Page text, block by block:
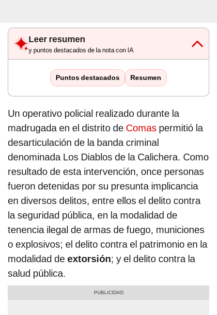
Leer resumen
y puntos destacados de la nota con IA
Puntos destacados Resumen
Un operativo policial realizado durante la
madrugada en el distrito de Comas permitió la
desarticulación de la banda criminal
denominada Los Diablos de la Calichera. Como
resultado de esta intervención, once personas
fueron detenidas por su presunta implicancia
en diversos delitos, entre ellos el delito contra
la seguridad pública, en la modalidad de
tenencia ilegal de armas de fuego, municiones
o explosivos; el delito contra el patrimonio en la
modalidad de extorsión; y el delito contra la
salud pública.